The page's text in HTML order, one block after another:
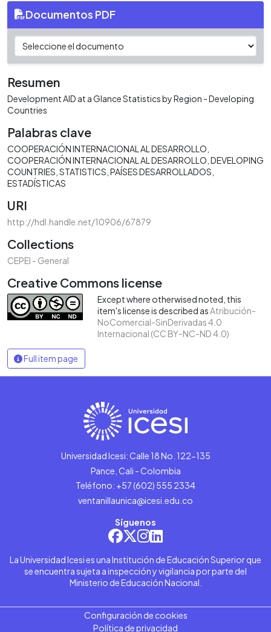
Documentos PDF
Resumen
Development AID at a Glance Statistics by Region - Developing
Countries
Palabras clave
COOPERACIÓN INTERNACIONAL AL DESARROLLO
COOPERACIÓN INTERNACIONAL AL DESARROLLO DEVELOPING
COUNTRIES STATISTICS PAÍSES DESARROLLADOS
ESTADÍSTICAS
URI
http://hdl.handle.net/10906/67879
Collections
CEPEI - General
Creative Commons license
Except where otherwised noted, this
item's license is described asAtribución-
NoComercial-SinDerivadas 4.0
Internacional (CC BY-NC-ND 4.0)
Full item page
Universidad Icesi: Calle 18 No. 122-135
Pance, Cali - Colombia
Teléfono: +57 (602) 555 2334
ventanillaunica@icesi.edu.co
Síguenos
La Universidad Icesi es una Institución de Educación Superior que
se encuentra sujeta a inspección y vigilancia por parte del
Ministerio de Educación Nacional.
Configuración de cookies
Política de privacidad